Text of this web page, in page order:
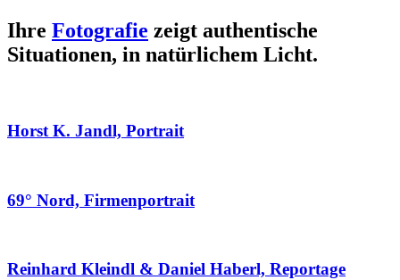
Ihre Fotografie zeigt authentische
Situationen, in natürlichem Licht.
Horst K. Jandl, Portrait
69° Nord, Firmenportrait
Reinhard Kleindl & Daniel Haberl, Reportage